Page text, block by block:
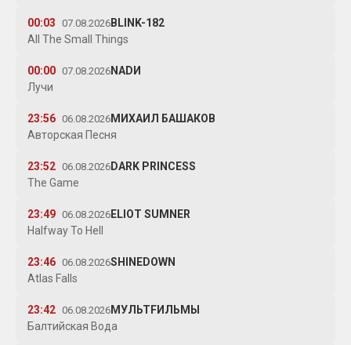
00:03 07.08.2026 BLINK-182
All The Small Things
00:00 07.08.2026 NADИ
Лучи
23:56 06.08.2026 МИХАИЛ БАШАКОВ
Авторская Песня
23:52 06.08.2026 DARK PRINCESS
The Game
23:49 06.08.2026 ELIOT SUMNER
Halfway To Hell
23:46 06.08.2026SHINEDOWN
Atlas Falls
23:42 06.08.2026 МУЛЬТFИЛЬМЫ
Балтийская Вода